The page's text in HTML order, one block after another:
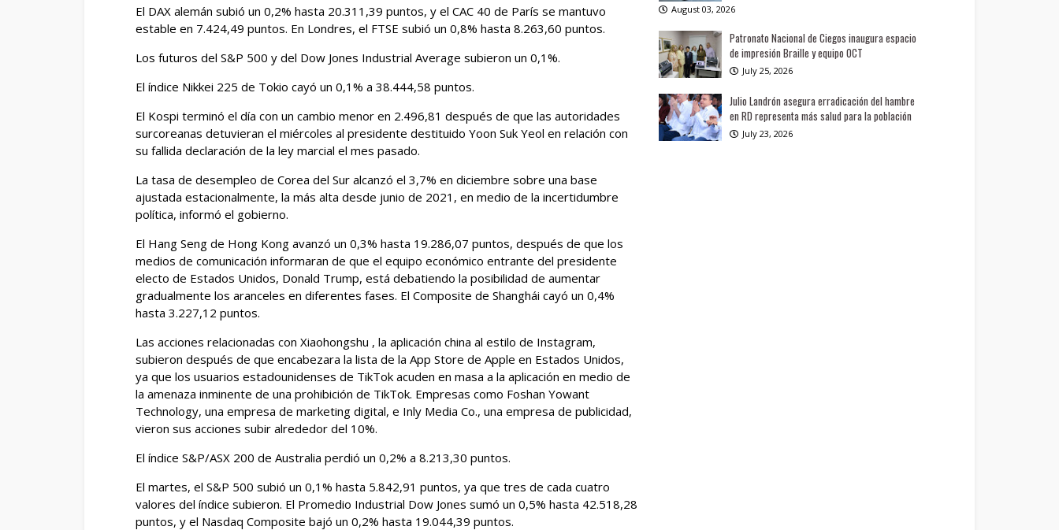
El DAX alemán subió un 0,2% hasta 20.311,39 puntos, y el CAC 40 de París se mantuvo
estable en 7.424,49 puntos. En Londres, el FTSE subió un 0,8% hasta 8.263,60 puntos.
Los futuros del S&P 500 y del Dow Jones Industrial Average subieron un 0,1%.
El índice Nikkei 225 de Tokio cayó un 0,1% a 38.444,58 puntos.
El Kospi terminó el día con un cambio menor en 2.496,81 después de que las autoridades
surcoreanas detuvieran el miércoles al presidente destituido Yoon Suk Yeol en relación con
su fallida declaración de la ley marcial el mes pasado.
La tasa de desempleo de Corea del Sur alcanzó el 3,7% en diciembre sobre una base
ajustada estacionalmente, la más alta desde junio de 2021, en medio de la incertidumbre
política, informó el gobierno.
El Hang Seng de Hong Kong avanzó un 0,3% hasta 19.286,07 puntos, después de que los
medios de comunicación informaran de que el equipo económico entrante del presidente
electo de Estados Unidos, Donald Trump, está debatiendo la posibilidad de aumentar
gradualmente los aranceles en diferentes fases. El Composite de Shanghái cayó un 0,4%
hasta 3.227,12 puntos.
Las acciones relacionadas con Xiaohongshu , la aplicación china al estilo de Instagram,
subieron después de que encabezara la lista de la App Store de Apple en Estados Unidos,
ya que los usuarios estadounidenses de TikTok acuden en masa a la aplicación en medio de
la amenaza inminente de una prohibición de TikTok. Empresas como Foshan Yowant
Technology, una empresa de marketing digital, e Inly Media Co., una empresa de publicidad,
vieron sus acciones subir alrededor del 10%.
El índice S&P/ASX 200 de Australia perdió un 0,2% a 8.213,30 puntos.
El martes, el S&P 500 subió un 0,1% hasta 5.842,91 puntos, ya que tres de cada cuatro
valores del índice subieron. El Promedio Industrial Dow Jones sumó un 0,5% hasta 42.518,28
puntos, y el Nasdaq Composite bajó un 0,2% hasta 19.044,39 puntos.
August 03, 2026
Patronato Nacional de Ciegos inaugura espacio
de impresión Braille y equipo OCT
July 25, 2026
Julio Landrón asegura erradicación del hambre
en RD representa más salud para la población
July 23, 2026